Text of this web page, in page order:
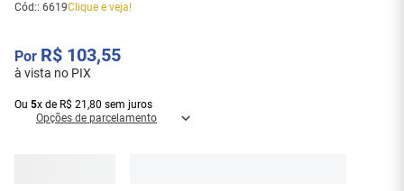
Cód:: 6619Clique e veja!
R$ 103,55
à vista no PIX
Ou 5x de R$ 21 ,80 sem juros
Opções de parcelamento